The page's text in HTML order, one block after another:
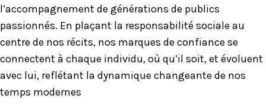
l’accompagnement de générations de publics
passionnés. En plaçant la responsabilité sociale au
centre de nos récits, nos marques de confiance se
connectent à chaque individu, où qu’il soit, et évoluent
avec lui, reflétant la dynamique changeante de nos
temps modernes